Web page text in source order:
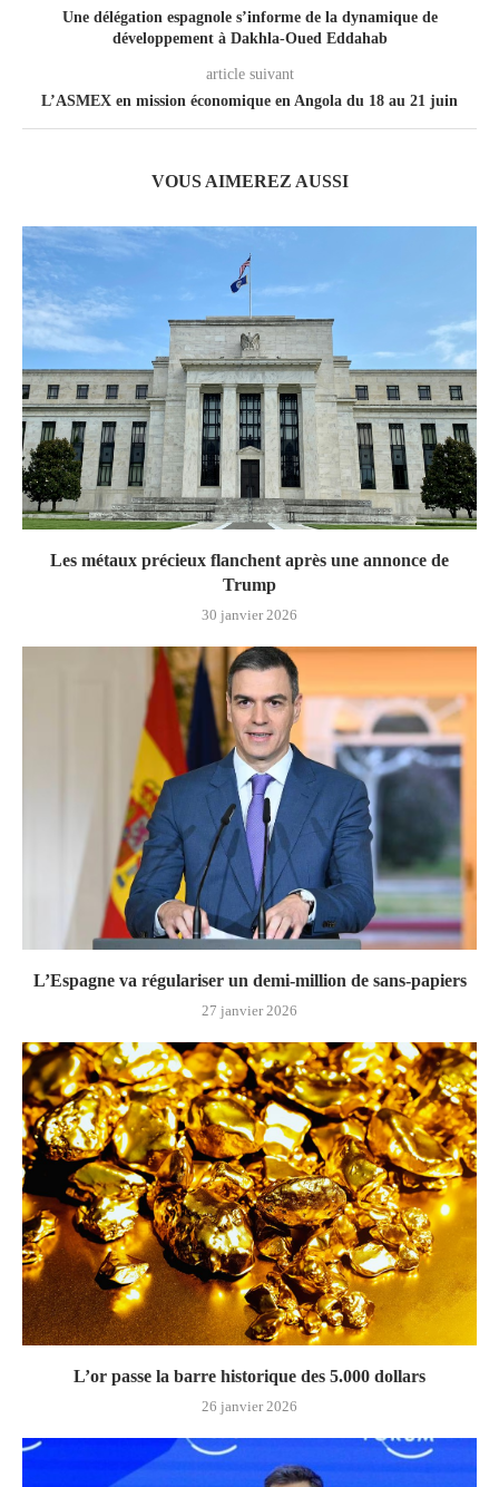
Une délégation espagnole s’informe de la dynamique de
développement à Dakhla-Oued Eddahab
article suivant
L’ASMEX en mission économique en Angola du 18 au 21 juin
VOUS AIMEREZ AUSSI
Les métaux précieux flanchent après une annonce de
Trump
30 janvier 2026
L’Espagne va régulariser un demi-million de sans-papiers
27 janvier 2026
L’or passe la barre historique des 5.000 dollars
26 janvier 2026